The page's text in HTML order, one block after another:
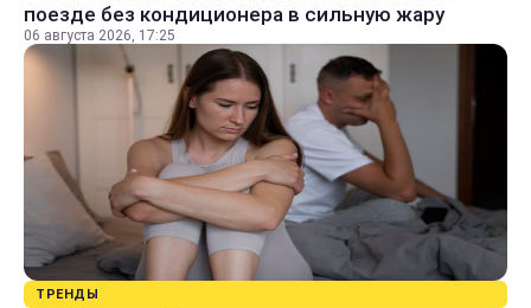
поезде без кондиционера в сильную жару
06 августа 2026, 17:25
ТРЕНДЫ